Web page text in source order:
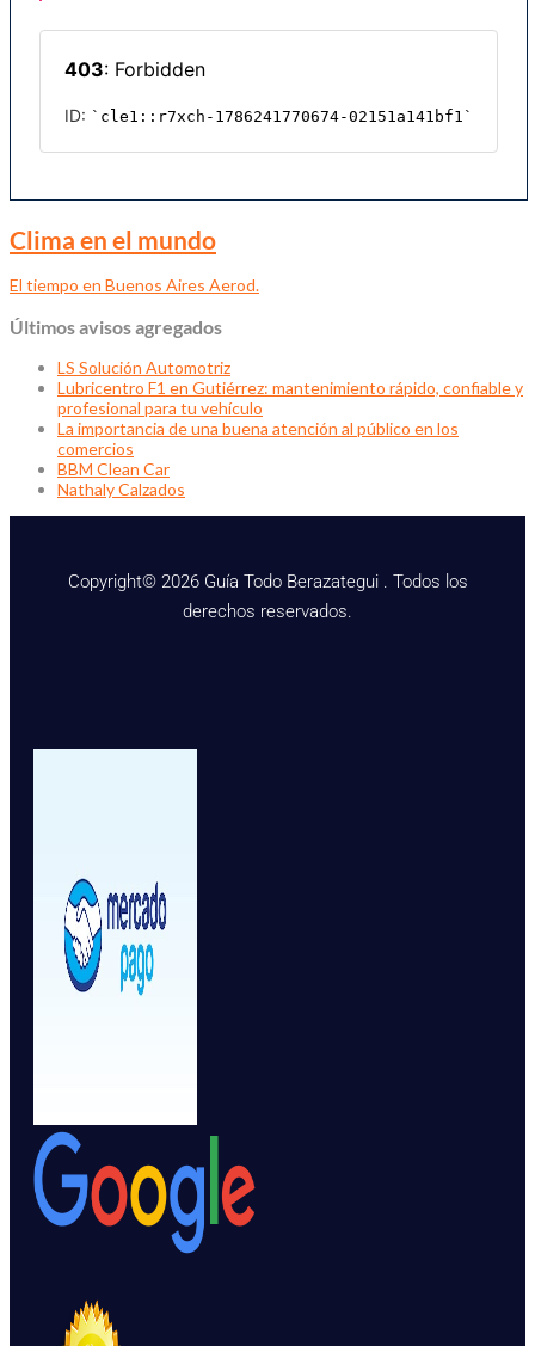
Clima en el mundo
El tiempo en Buenos Aires Aerod.
Últimos avisos agregados
LS Solución Automotriz
Lubricentro F1 en Gutiérrez: mantenimiento rápido, confiable y
profesional para tu vehículo
La importancia de una buena atención al público en los
comercios
BBM Clean Car
Nathaly Calzados
Copyright© 2026 Guía Todo Berazategui . Todos los
derechos reservados.